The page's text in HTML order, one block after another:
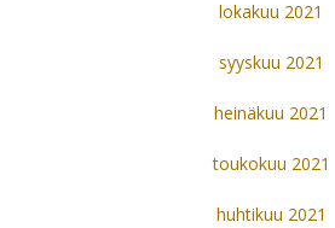
lokakuu 2021
syyskuu 2021
heinäkuu 2021
toukokuu 2021
huhtikuu 2021